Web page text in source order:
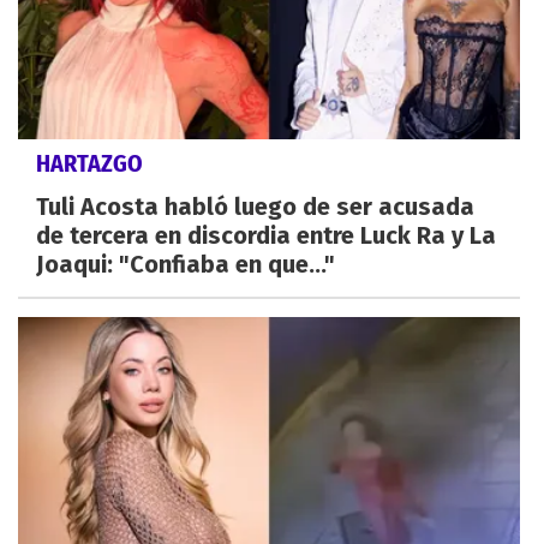
HARTAZGO
Tuli Acosta habló luego de ser acusada
de tercera en discordia entre Luck Ra y La
Joaqui: "Confiaba en que..."